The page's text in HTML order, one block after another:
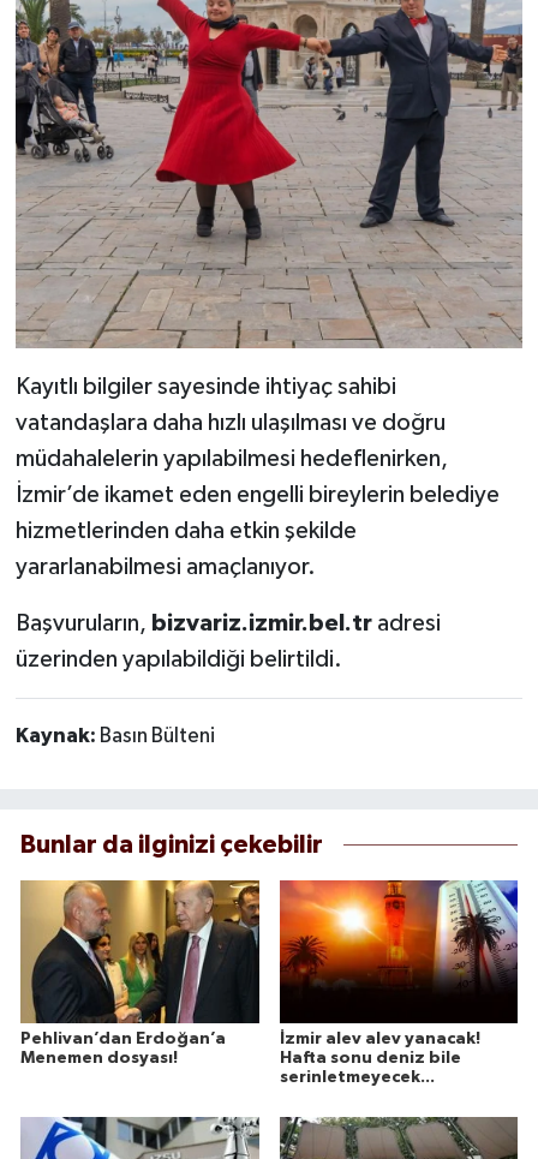
Kayıtlı bilgiler sayesinde ihtiyaç sahibi
vatandaşlara daha hızlı ulaşılması ve doğru
müdahalelerin yapılabilmesi hedeflenirken,
İzmir’de ikamet eden engelli bireylerin belediye
hizmetlerinden daha etkin şekilde
yararlanabilmesi amaçlanıyor.
Başvuruların, bizvariz.izmir.bel.tradresi
üzerinden yapılabildiği belirtildi.
Kaynak: Basın Bülteni
Bunlar da ilginizi çekebilir
Pehlivan’dan Erdoğan’a
Menemen dosyası!
İzmir alev alev yanacak!
Hafta sonu deniz bile
serinletmeyecek...